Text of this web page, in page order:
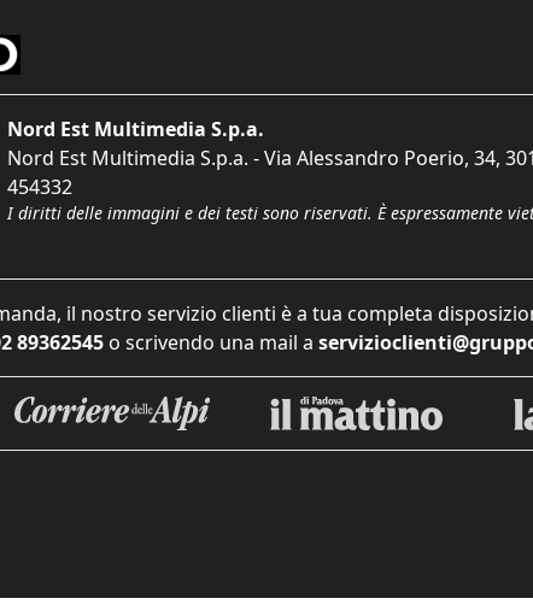
Nord Est Multimedia S.p.a.
Nord Est Multimedia S.p.a. - Via Alessandro Poerio, 34,
454332
I diritti delle immagini e dei testi sono riservati. È espressamente
il nostro servizio clienti è a tua completa
89362545 o scrivendo una mail a